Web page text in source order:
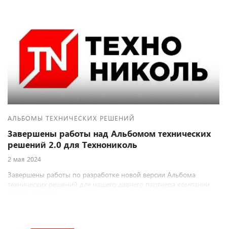
АЛЬБОМЫ ТЕХНИЧЕСКИХ РЕШЕНИЙ
Завершены работы над Альбомом технических
решений 2.0 для Технониколь
2 мая 2024
Завершены работы по разработке новой версии Альбома
технических решений для нашего давнего партнера компании